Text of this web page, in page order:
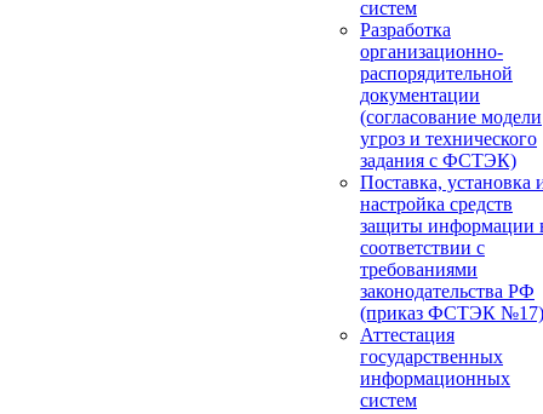
систем
Разработка
организационно-
распорядительной
документации
(согласование модели
угроз и технического
задания с ФСТЭК)
Поставка, установка
настройка средств
защиты информации
соответствии с
требованиями
законодательства РФ
(приказ ФСТЭК №17)
Аттестация
государственных
информационных
систем